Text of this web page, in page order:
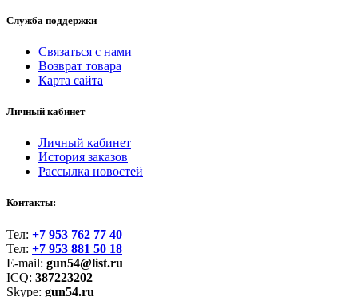
Служба поддержки
Связаться с нами
Возврат товара
Карта сайта
Личный кабинет
Личный кабинет
История заказов
Рассылка новостей
Контакты:
Тел: +7 953 762 77 40
Тел: +7 953 881 50 18
E-mail: gun54@list.ru
ICQ: 387223202
Skype: gun54.ru